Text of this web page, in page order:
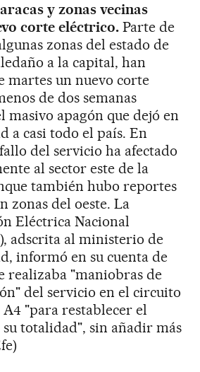
y zonas vecinas
corte eléctrico. Parte de
zonas del estado de
a la capital, han
martes un nuevo corte
de dos semanas
masivo apagón que dejó en
a casi todo el país. En
del servicio ha afectado
al sector este de la
también hubo reportes
zonas del oeste. La
Eléctrica Nacional
adscrita al ministerio de
informó en su cuenta de
realizaba "maniobras de
del servicio en el circuito
A4 "para restablecer el
totalidad", sin añadir más